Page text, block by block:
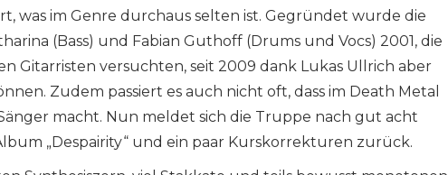
was im Genre durchaus selten ist. Gegründet wurde die
(Bass) und Fabian Guthoff (Drums und Vocs) 2001, die
Gitarristen versuchten, seit 2009 dank Lukas Ullrich aber
Zudem passiert es auch nicht oft, dass im Death Metal
macht. Nun meldet sich die Truppe nach gut acht
„Despairity“ und ein paar Kurskorrekturen zurück.